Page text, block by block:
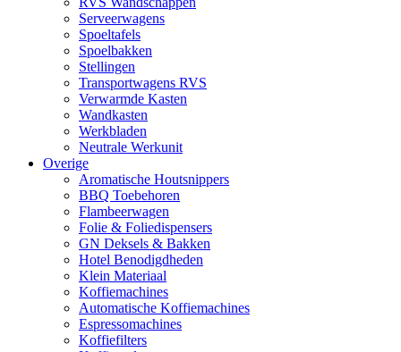
Serveerwagens
Spoeltafels
Spoelbakken
Stellingen
Transportwagens RVS
Verwarmde Kasten
Wandkasten
Werkbladen
Neutrale Werkunit
Overige
Aromatische Houtsnippers
BBQ Toebehoren
Flambeerwagen
Folie & Foliedispensers
GN Deksels & Bakken
Hotel Benodigdheden
Klein Materiaal
Koffiemachines
Automatische Koffiemachines
Espressomachines
Koffiefilters